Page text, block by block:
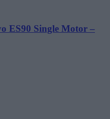
ES90 Single Motor –